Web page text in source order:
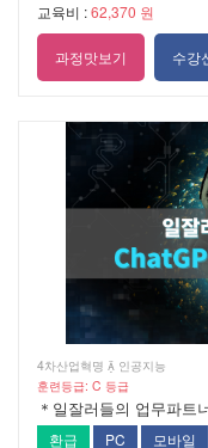
교육비 :62,370 원
과정맛보기 수강
4차산업혁명  인공지능
훈련등급: C 등급
＊일잘러들의 업무파
환급 PC 모바일